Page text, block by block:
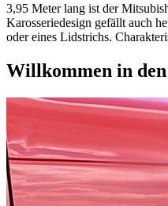
3,95 Meter lang ist der
Karosseriedesign gefällt auch
oder eines Lidstrichs.
Willkommen in